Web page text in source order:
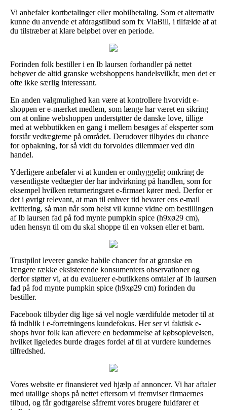
Vi anbefaler kortbetalinger eller mobilbetaling. Som et alternativ
kunne du anvende et afdragstilbud som fx ViaBill, i tilfælde af at
du tilstræber at klare beløbet over en periode.
Forinden folk bestiller i en Ib laursen forhandler på nettet
behøver de altid granske webshoppens handelsvilkår, men det er
ofte ikke særlig interessant.
En anden valgmulighed kan være at kontrollere hvorvidt e-
shoppen er e-mærket medlem, som længe har været en sikring
om at online webshoppen understøtter de danske love, tillige
med at webbutikken en gang i mellem besøges af eksperter som
forstår vedtægterne på området. Derudover tilbydes du chance
for opbakning, for så vidt du forvoldes dilemmaer ved din
handel.
Yderligere anbefaler vi at kunden er omhyggelig omkring de
væsentligste vedtægter der har indvirkning på handlen, som for
eksempel hvilken returneringsret e-firmaet kører med. Derfor er
det i øvrigt relevant, at man til enhver tid bevarer ens e-mail
kvittering, så man når som helst vil kunne vidne om bestillingen
af Ib laursen fad på fod mynte pumpkin spice (h9xø29 cm),
uden hensyn til om du skal shoppe til en voksen eller et barn.
Trustpilot leverer ganske habile chancer for at granske en
længere række eksisterende konsumenters observationer og
derfor støtter vi, at du evaluerer e-butikkens omtaler af Ib laursen
fad på fod mynte pumpkin spice (h9xø29 cm) forinden du
bestiller.
Facebook tilbyder dig lige så vel nogle værdifulde metoder til at
få indblik i e-forretningens kundefokus. Her ser vi faktisk e-
shops hvor folk kan aflevere en bedømmelse af købsoplevelsen,
hvilket ligeledes burde drages fordel af til at vurdere kundernes
tilfredshed.
Vores website er finansieret ved hjælp af annoncer. Vi har aftaler
med utallige shops på nettet eftersom vi fremviser firmaernes
tilbud, og får godtgørelse såfremt vores brugere fuldfører et